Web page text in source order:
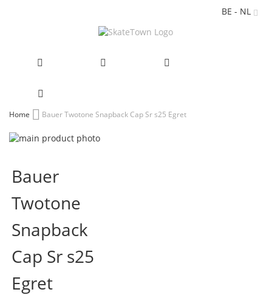
BE - NL
Ga
de
Home Bauer Twotone Snapback Cap Sr s25 Egret
Ga
einde
van
de
afbeeldingen-
gallerij
het
begin
van
de
afbeeldingen-
gallerij
Bauer
Twotone
Snapback
Cap Sr s25
Egret